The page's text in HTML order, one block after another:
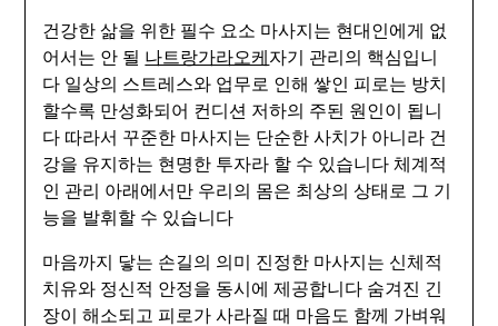
건강한 삶을 위한 필수 요소 마사지는 현대인에게 없
어서는 안 될 나트랑가라오케 자기 관리의 핵심입니
다 일상의 스트레스와 업무로 인해 쌓인 피로는 방치
할수록 만성화되어 컨디션 저하의 주된 원인이 됩니
다 따라서 꾸준한 마사지는 단순한 사치가 아니라 건
강을 유지하는 현명한 투자라 할 수 있습니다 체계적
인 관리 아래에서만 우리의 몸은 최상의 상태로 그 기
능을 발휘할 수 있습니다
마음까지 닿는 손길의 의미 진정한 마사지는 신체적
치유와 정신적 안정을 동시에 제공합니다 숨겨진 긴
장이 해소되고 피로가 사라질 때 마음도 함께 가벼워